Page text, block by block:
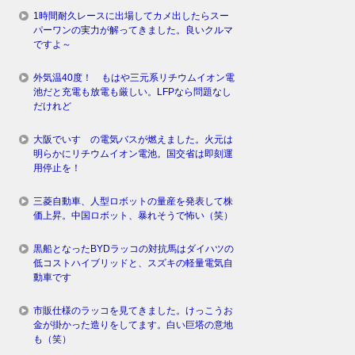
1時間耐久レースに出場してカメ出したらスー
パーワンの実力が解ってきました。良いクルマ
ですよ～
外気温40度！ もはや三元系リチウムイオン電
池だと充電も放電も厳しい。LFPなら問題なし
だけれど
大阪でいすゞの電気バスが燃えました。火元は
明らかにリチウムイオン電池。国交省は即刻運
用停止を！
三菱自動車、人型ロボットの量産を発表して株
価上昇。中国ロボット、暴れそうで怖い（笑）
黒船となったBYDラッコの対抗馬はダイハツの
低コストハイブリッドと、スズキの軽量電気自
動車です
市販仕様のラッコを見てきました。けっこうお
金が掛かった造りをしてます。白い巨塔の意地
も（笑）